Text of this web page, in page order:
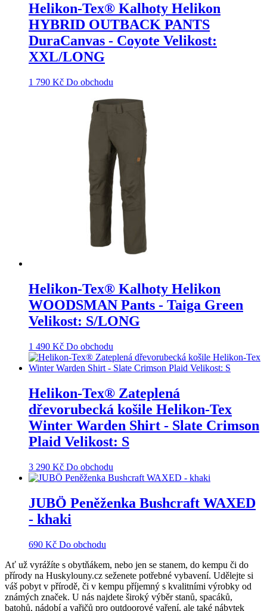
Helikon-Tex® Kalhoty Helikon
HYBRID OUTBACK PANTS
DuraCanvas - Coyote Velikost:
XXL/LONG
1 790 Kč Do obchodu
Helikon-Tex® Kalhoty Helikon
WOODSMAN Pants - Taiga Green
Velikost: S/LONG
1 490 Kč Do obchodu
Helikon-Tex® Zateplená
dřevorubecká košile Helikon-Tex
Winter Warden Shirt - Slate Crimson
Plaid Velikost: S
3 290 Kč Do obchodu
JUBÖ Peněženka Bushcraft WAXED
- khaki
690 Kč Do obchodu
Ať už vyrážíte s obytňákem, nebo jen se stanem, do kempu či do
přírody na Huskylouny.cz seženete potřebné vybavení. Udělejte si
váš pobyt v přírodě, či v kempu příjemný s kvalitními výrobky od
známých značek. U nás najdete široký výběr stanů, spacáků,
batohů, nádobí a vařičů pro outdoorové vaření, ale také nábytek